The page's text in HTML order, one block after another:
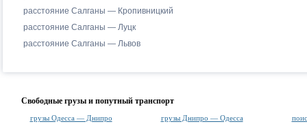
расстояние Салганы — Кропивницкий
расстояние Салганы — Луцк
расстояние Салганы — Львов
Свободные грузы и попутный транспорт
грузы Одесса — Днипро грузы Днипро — Одесса